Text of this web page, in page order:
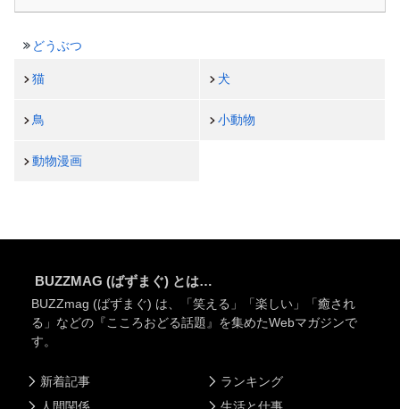
どうぶつ
猫 犬
鳥 小動物
動物漫画
BUZZMAG (ばずまぐ) とは…
BUZZmag (ばずまぐ) は、「笑える」「楽しい」「癒され
る」などの『こころおどる話題』を集めたWebマガジンで
す。
新着記事
ランキング